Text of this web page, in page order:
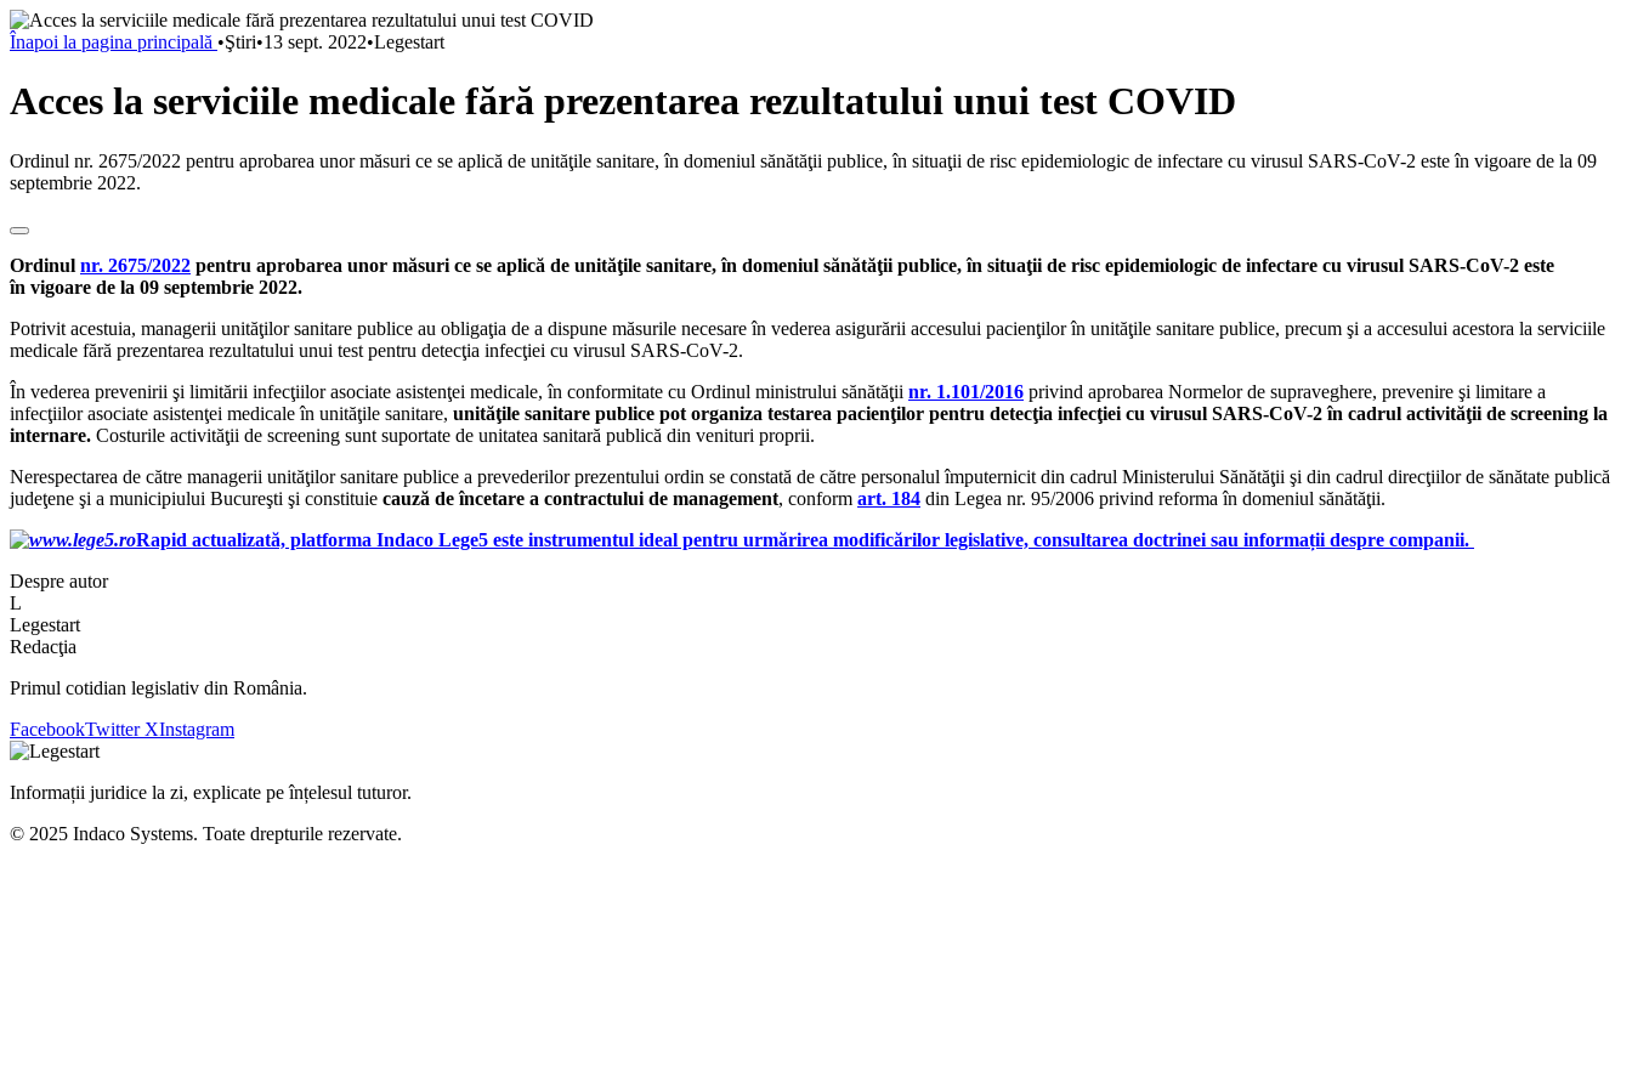
Înapoi la pagina principală •Ştiri•13 sept. 2022•Legestart
Acces la serviciile medicale fără prezentarea rezultatului unui test COVID
Ordinul nr. 2675/2022 pentru aprobarea unor măsuri ce se aplică de unităţile sanitare, în domeniul sănătăţii publice, în situaţii de risc epidemiologic de infectare cu virusul SARS-CoV-2 este în vigoare de la 09
septembrie 2022.
Ordinul nr. 2675/2022 pentru aprobarea unor măsuri ce se aplică de unităţile sanitare, în domeniul sănătăţii publice, în situaţii de risc epidemiologic de infectare cu virusul SARS-CoV-2 este
în vigoare de la 09 septembrie 2022.
Potrivit acestuia, managerii unităţilor sanitare publice au obligaţia de a dispune măsurile necesare în vederea asigurării accesului pacienţilor în unităţile sanitare publice, precum şi a accesului acestora la serviciile
medicale fără prezentarea rezultatului unui test pentru detecţia infecţiei cu virusul SARS-CoV-2.
În vederea prevenirii şi limitării infecţiilor asociate asistenţei medicale, în conformitate cu Ordinul ministrului sănătăţii nr. 1.101/2016 privind aprobarea Normelor de supraveghere, prevenire şi limitare a
infecţiilor asociate asistenţei medicale în unităţile sanitare, unităţile sanitare publice pot organiza testarea pacienţilor pentru detecţia infecţiei cu virusul SARS-CoV-2 în cadrul activităţii de screening la
internare. Costurile activităţii de screening sunt suportate de unitatea sanitară publică din venituri proprii.
Nerespectarea de către managerii unităţilor sanitare publice a prevederilor prezentului ordin se constată de către personalul împuternicit din cadrul Ministerului Sănătăţii şi din cadrul direcţiilor de sănătate publică
judeţene şi a municipiului Bucureşti şi constituie cauză de încetare a contractului de management, conform art. 184 din Legea nr. 95/2006 privind reforma în domeniul sănătăţii.
Rapid actualizată, platforma Indaco Lege5 este instrumentul ideal pentru urmărirea modificărilor legislative, consultarea doctrinei sau informații despre companii.
Despre autor
L
Legestart
Redacţia
Primul cotidian legislativ din România.
FacebookTwitter XInstagram
Informații juridice la zi, explicate pe înțelesul tuturor.
© 2025 Indaco Systems. Toate drepturile rezervate.